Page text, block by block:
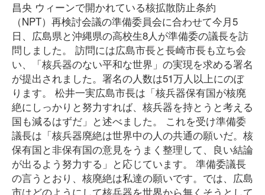
昌央 ウィーンで開かれている核拡散防止条約
（NPT）再検討会議の準備委員会に合わせて今月5
日、広島県と沖縄県の高校生8人が準備委の議長を訪
問しました。 訪問には広島市長と長崎市長も立ち会
い、「核兵器のない平和な世界」の実現を求める署名
が提出されました。署名の人数は51万人以上にのぼ
ります。 松井一実広島市長は「核兵器保有国が核廃
絶にしっかりと努力すれば、核兵器を持とうと考える
国も減るはずだ」と述べました。 これを受け準備委
議長は「核兵器廃絶は世界中の人の共通の願いだ。核
保有国と非保有国の意見をうまく整理して、良い結論
が出るよう努力する」と応じています。 準備委議長
の言うとおり、核廃絶は私達の願いです。では、広島
市はどのようにして核兵器を世界から無くそうとして